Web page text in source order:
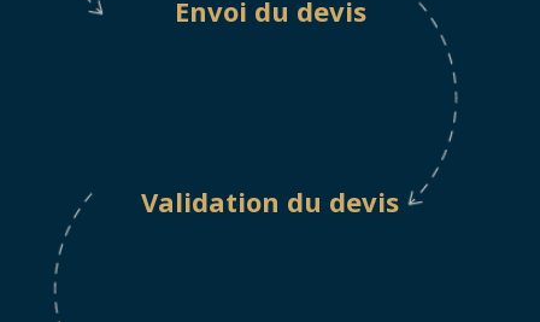
Envoi du devis
Validation du devis